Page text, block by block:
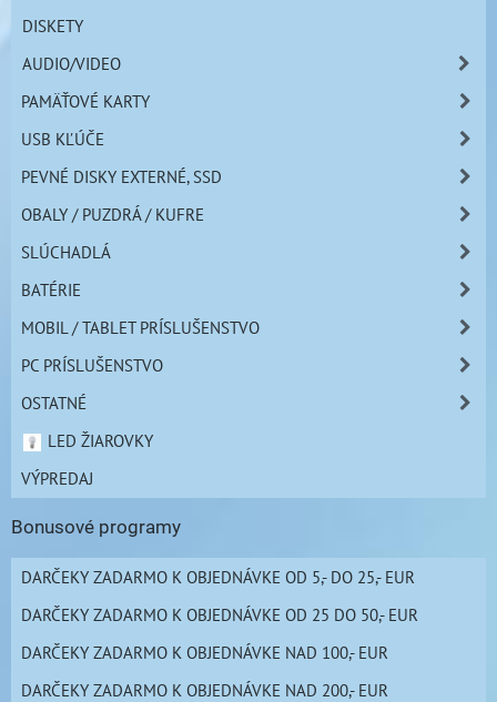
DISKETY
AUDIO/VIDEO
PAMÄŤOVÉ KARTY
USB KĽÚČE
PEVNÉ DISKY EXTERNÉ, SSD
OBALY / PUZDRÁ / KUFRE
SLÚCHADLÁ
BATÉRIE
MOBIL / TABLET PRÍSLUŠENSTVO
PC PRÍSLUŠENSTVO
OSTATNÉ
LED ŽIAROVKY
VÝPREDAJ
Bonusové programy
DARČEKY ZADARMO K OBJEDNÁVKE OD 5,- DO 25,- EUR
DARČEKY ZADARMO K OBJEDNÁVKE OD 25 DO 50,- EUR
DARČEKY ZADARMO K OBJEDNÁVKE NAD 100,- EUR
DARČEKY ZADARMO K OBJEDNÁVKE NAD 200,- EUR